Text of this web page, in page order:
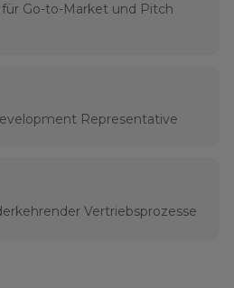
Go-to-Market und Pitch
Representative
Vertriebsprozesse